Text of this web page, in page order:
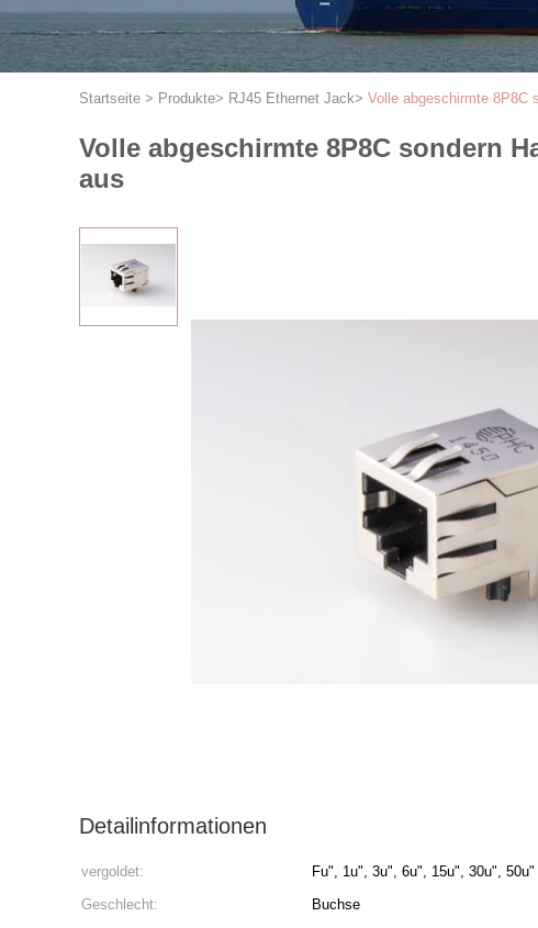
Startseite > Produkte> RJ45 Ethernet Jack> Volle abgeschirmte 8P8C
Volle abgeschirmte 8P8C sondern
aus
Detailinformationen
vergoldet: Fu", 1u", 3u", 6u", 15u", 30u", 50u"
Geschlecht:
Buchse